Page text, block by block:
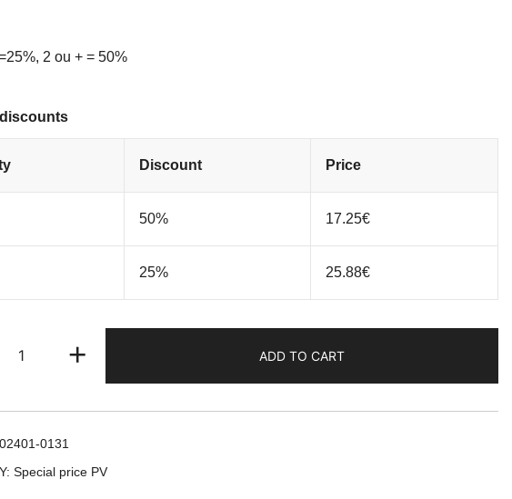
2 ou + = 50%
Discount Price
50% 17.25€
25% 25.88€
Praia
quantity
+ ADD TO CART
0131
Special price PV